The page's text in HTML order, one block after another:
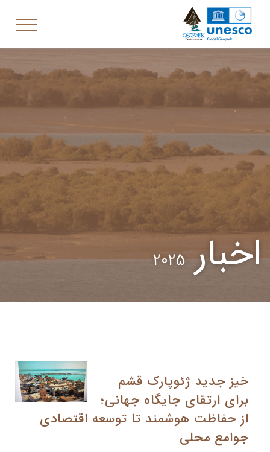
اخبار2025
خیز جدید ژئوپارک قشم
برای ارتقای جایگاه جهانی؛
از حفاظت هوشمند تا توسعه اقتصادی
جوامع محلی